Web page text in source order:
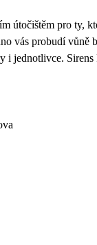
útočištěm pro ty,
vás probudí
i jednotlivce.